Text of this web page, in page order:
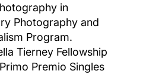
in
Photography and
Program.
Tierney Fellowship
Premio Singles